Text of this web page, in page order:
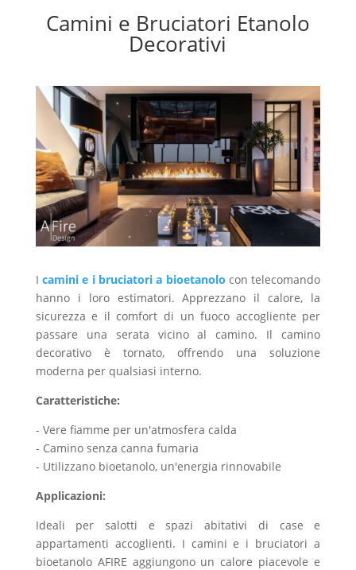
Camini e Bruciatori Etanolo
Decorativi
Icamini e i bruciatori a bioetanolo con telecomando
hanno i loro estimatori. Apprezzano il calore, la
sicurezza e il comfort di un fuoco accogliente per
passare una serata vicino al camino. Il camino
decorativo è tornato, offrendo una soluzione
moderna per qualsiasi interno.
Caratteristiche:
- Vere fiamme per un'atmosfera calda
- Camino senza canna fumaria
- Utilizzano bioetanolo, un'energia rinnovabile
Applicazioni:
Ideali per salotti e spazi abitativi di case e
appartamenti accoglienti. I camini e i bruciatori a
bioetanolo AFIRE aggiungono un calore piacevole e